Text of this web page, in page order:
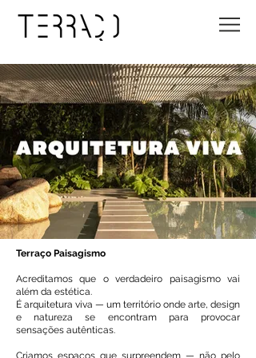
Terraço Paisagismo
Acreditamos que o verdadeiro paisagismo vai
além da estética.
É arquitetura viva — um território onde arte, design
e natureza se encontram para provocar
sensações autênticas.
Criamos espaços que surpreendem — não pelo